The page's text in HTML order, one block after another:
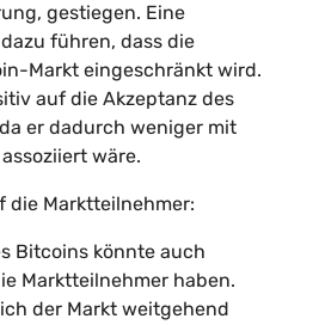
gestiegen. Eine
führen, dass die
Markt eingeschränkt wird.
auf die Akzeptanz des
er dadurch weniger mit
wäre.
die Marktteilnehmer:
Bitcoins könnte auch
Marktteilnehmer haben.
der Markt weitgehend